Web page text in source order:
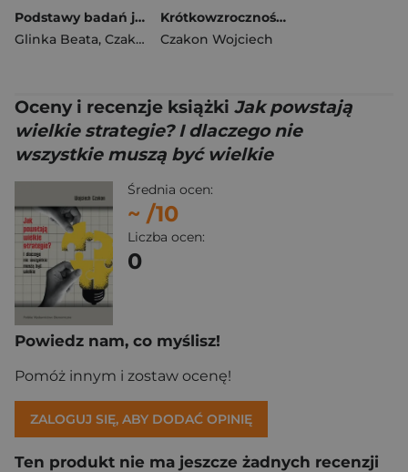
Podstawy badań jakościowych
Glinka Beata, Czakon Wojciech
Krótkowzroczność strategiczna menedżerów
Czakon Wojciech
Oceny i recenzje książki Jak powstają
wielkie strategie? I dlaczego nie
wszystkie muszą być wielkie
Średnia ocen:
~ /10
Liczba ocen:
0
Powiedz nam, co myślisz!
Pomóż innym i zostaw ocenę!
ZALOGUJ SIĘ, ABY DODAĆ OPINIĘ
Ten produkt nie ma jeszcze żadnych recenzji